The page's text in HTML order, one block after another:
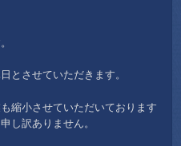
とさせていただきます。
縮小させていただいております
し訳ありません。